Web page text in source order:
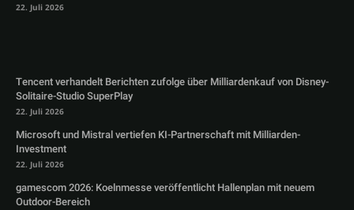
22. Juli 2026
Tencent verhandelt Berichten zufolge über Milliardenkauf von Disney-
Solitaire-Studio SuperPlay
22. Juli 2026
Microsoft und Mistral vertiefen KI-Partnerschaft mit Milliarden-
Investment
22. Juli 2026
gamescom 2026: Koelnmesse veröffentlicht Hallenplan mit neuem
Outdoor-Bereich